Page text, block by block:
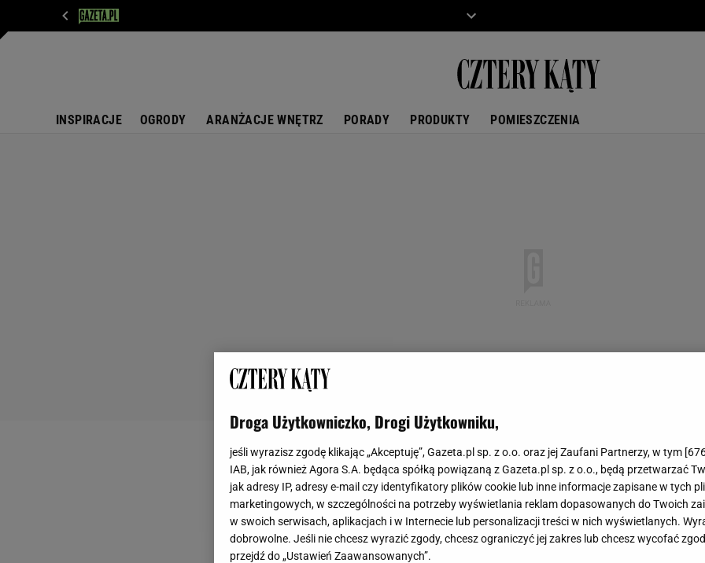
INSPIRACJE OGRODY ARANŻACJE WNĘTRZ PORADY PRODUKTY POMIESZCZENIA
Droga Użytkowniczko, Drogi Użytkowniku,
jeśli wyrazisz zgodę klikając „Akceptuję”, Gazeta.pl sp. z o.o. oraz jej Zaufani Partnerzy, w tym [
IAB, jak również Agora S.A. będąca spółką powiązaną z Gazeta.pl sp. z o.o., będą przetwarzać
jak adresy IP, adresy e-mail czy identyfikatory plików cookie lub inne informacje zapisane w tych
marketingowych, w szczególności na potrzeby wyświetlania reklam dopasowanych do Twoich
w swoich serwisach, aplikacjach i w Internecie lub personalizacji treści w nich wyświetlanych.
dobrowolne. Jeśli nie chcesz wyrazić zgody, chcesz ograniczyć jej zakres lub chcesz wycofać
przejdź do „Ustawień Zaawansowanych”.